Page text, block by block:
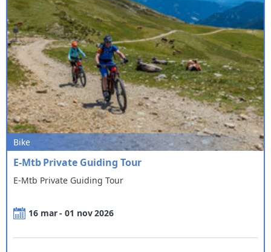
Bike
E-Mtb Private Guiding Tour
E-Mtb Private Guiding Tour
16 mar - 01 nov 2026